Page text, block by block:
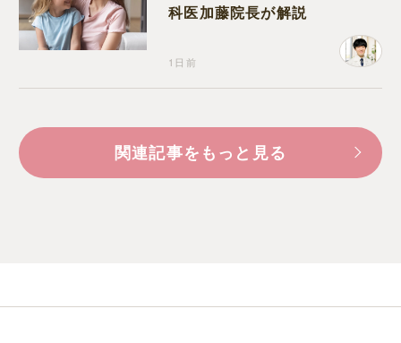
科医加藤院長が解説
1日前
関連記事をもっと見る